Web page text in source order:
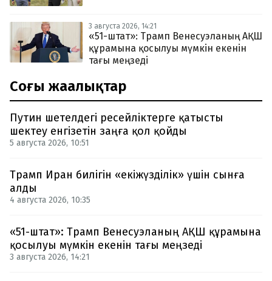
3 августа 2026, 14:21
«51-штат»: Трамп Венесуэланың АҚШ
құрамына қосылуы мүмкін екенін
тағы меңзеді
Соңғы жаңалықтар
Путин шетелдегі ресейліктерге қатысты
шектеу енгізетін заңға қол қойды
5 августа 2026, 10:51
Трамп Иран билігін «екіжүзділік» үшін сынға
алды
4 августа 2026, 10:35
«51-штат»: Трамп Венесуэланың АҚШ құрамына
қосылуы мүмкін екенін тағы меңзеді
3 августа 2026, 14:21